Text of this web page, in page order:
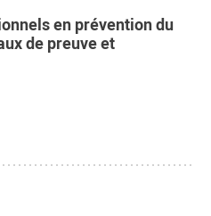
en prévention du
de preuve et